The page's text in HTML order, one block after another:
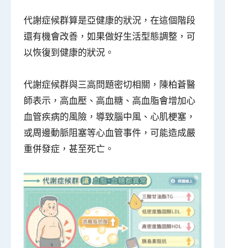
代謝症候群算是亞健康的狀況，在這個階段
還有機會改善，如果做好生活型態調整，可
以恢復到健康的狀況。
代謝症候群與三高問題密切相關，陳柏蒼醫
師表示，高血壓、高血糖、高血脂會增加心
血管疾病的風險，導致腦中風、心肌梗塞，
或周邊動脈阻塞等心血管事件，可能造成嚴
重併發症，甚至死亡。